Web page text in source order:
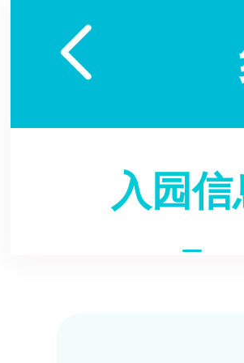

入园信